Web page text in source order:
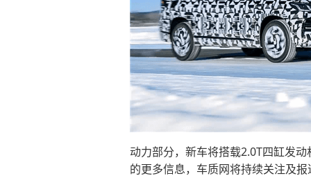
动力部分，新车将搭载2.0T四缸发
的更多信息，车质网将持续关注及报